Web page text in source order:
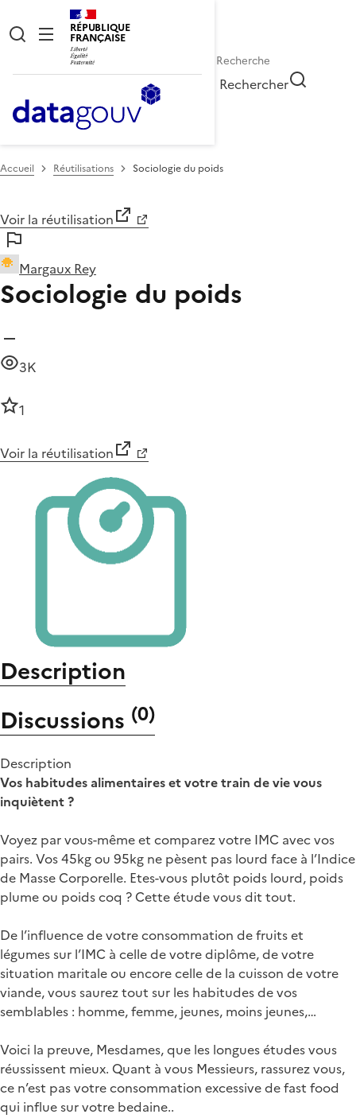
RÉPUBLIQUE
FRANÇAISE
Rechercher
Accueil Réutilisations Sociologie du poids
Voir la réutilisation
Margaux Rey
Sociologie du poids
3K
1
Voir la réutilisation
Description
Discussions (0)
Description
Vos habitudes alimentaires et votre train de vie vous
inquiètent ?
Voyez par vous-même et comparez votre IMC avec vos
pairs. Vos 45kg ou 95kg ne pèsent pas lourd face à l’Indice
de Masse Corporelle. Etes-vous plutôt poids lourd, poids
plume ou poids coq ? Cette étude vous dit tout.
De l’influence de votre consommation de fruits et
légumes sur l’IMC à celle de votre diplôme, de votre
situation maritale ou encore celle de la cuisson de votre
viande, vous saurez tout sur les habitudes de vos
semblables : homme, femme, jeunes, moins jeunes,…
Voici la preuve, Mesdames, que les longues études vous
réussissent mieux. Quant à vous Messieurs, rassurez vous,
ce n’est pas votre consommation excessive de fast food
qui influe sur votre bedaine..